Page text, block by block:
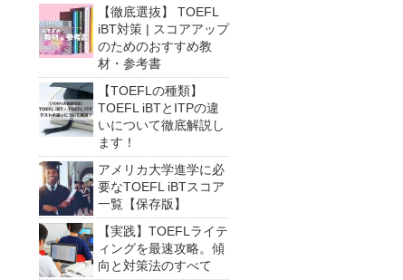
【徹底選抜】 TOEFL
iBT対策 | スコアアップ
のためのおすすめ教
材・参考書
【TOEFLの種類】
TOEFL iBTとITPの違
いについて徹底解説し
ます！
アメリカ大学進学に必
要なTOEFL iBTスコア
一覧【保存版】
【実践】TOEFLライテ
ィングを最速攻略。傾
向と対策法のすべて